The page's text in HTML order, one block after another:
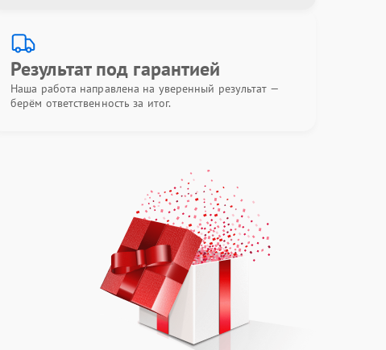
Результат под гарантией
Наша работа направлена на уверенный результат —
берём ответственность за итог.